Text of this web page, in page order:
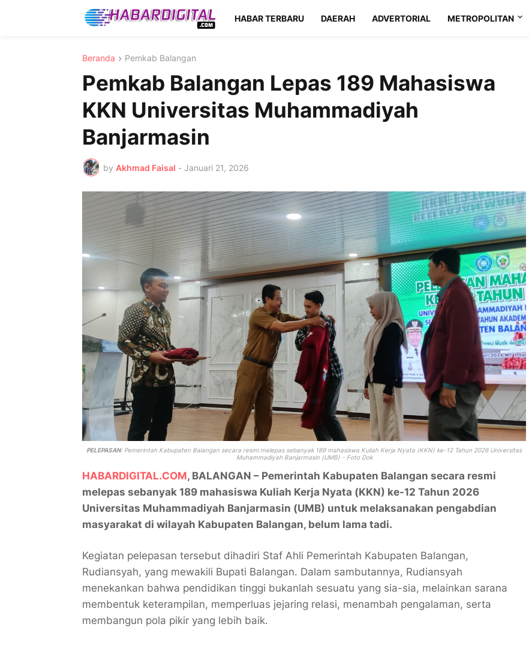
HABAR TERBARU DAERAH ADVERTORIAL METROPOLITAN
Beranda Pemkab Balangan
Pemkab Balangan Lepas 189 Mahasiswa
KKN Universitas Muhammadiyah
Banjarmasin
by Akhmad Faisal - Januari 21, 2026
PELEPASAN: Pemerintah Kabupaten Balangan secara resmi melepas sebanyak 189 mahasiswa Kuliah Kerja Nyata (KKN) ke-12 Tahun 2026 Universitas
Muhammadiyah Banjarmasin (UMB) - Foto Dok
HABARDIGITAL.COM, BALANGAN – Pemerintah Kabupaten Balangan secara resmi
melepas sebanyak 189 mahasiswa Kuliah Kerja Nyata (KKN) ke-12 Tahun 2026
Universitas Muhammadiyah Banjarmasin (UMB) untuk melaksanakan pengabdian
masyarakat di wilayah Kabupaten Balangan, belum lama tadi.
Kegiatan pelepasan tersebut dihadiri Staf Ahli Pemerintah Kabupaten Balangan,
Rudiansyah, yang mewakili Bupati Balangan. Dalam sambutannya, Rudiansyah
menekankan bahwa pendidikan tinggi bukanlah sesuatu yang sia-sia, melainkan sarana
membentuk keterampilan, memperluas jejaring relasi, menambah pengalaman, serta
membangun pola pikir yang lebih baik.